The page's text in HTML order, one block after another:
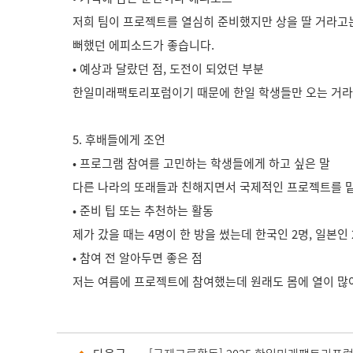
저희 팀이 프로젝트를 열심히 준비했지만 상을 딸 거라
뻐했던 에피소드가 좋습니다.
• 예상과 달랐던 점, 도전이 되었던 부분
한일미래팩토리포럼이기 때문에 한일 학생들만 오는 거
5. 후배들에게 조언
• 프로그램 참여를 고민하는 학생들에게 하고 싶은 말
다른 나라의 또래들과 친해지면서 국제적인 프로젝트를
• 준비 팁 또는 추천하는 활동
제가 갔을 때는 4명이 한 방을 썼는데 한국인 2명, 일본
• 참여 전 알아두면 좋은 점
저는 여름에 프로젝트에 참여했는데 원래도 몸에 열이